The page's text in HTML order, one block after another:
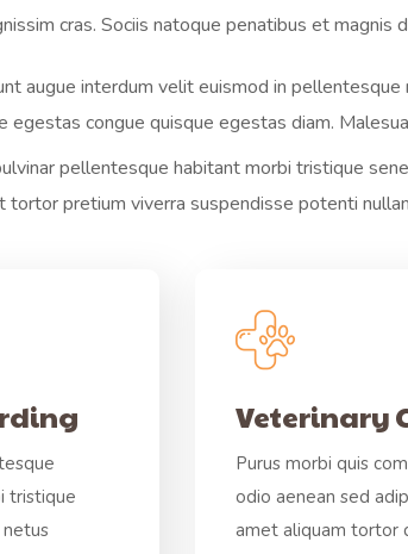
cras. Sociis natoque penatibus et
augue interdum velit euismod in
egestas congue quisque egestas diam.
pellentesque habitant morbi tristique
tortor pretium viverra suspendisse potenti
tristique
Veterinary
Purus morbi quis
odio aenean sed
amet aliquam tortor